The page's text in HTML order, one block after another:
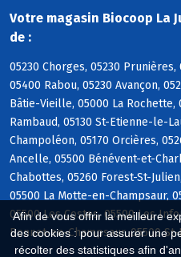
Afin de vous offrir la meilleure
des cookies : pour assurer une
récolter des statistiques afin
Votre magasin Biocoop La
de :
05230 Chorges, 05230
05400 Rabou, 05230 Avançon,
Bâtie-Vieille, 05000 La Rochette,
Rambaud, 05130 St-Etienne-le-
Champoléon, 05170 Orcières,
Ancelle, 05500 Bénévent-et-
Chabottes, 05260 Forest-St-
05500 La Motte-en-Champsaur,
05500 Les Costes, 05500 Les
Bonnet-en-Champsaur, 05500